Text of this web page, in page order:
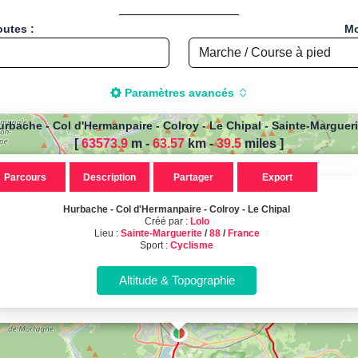
:
Paramètres avancés
calculer la distance de
Vélo, Cyclisme, VTT,
- Col d'Hermanpaire -
à Sainte-Marguerite, 88 -
Sport : Cyclisme - Distance : 63.57 Km
Calcul d'itinéraires
Calculez la distance et le dénivelé de vos parcours sportifs !
- Col d'Hermanpaire - Colroy - Le Chipal-Sainte-
[63573.9m -63.57km-39.5miles]
Hurbache - Col d'Hermanpaire - Colroy - Le Chipal
Créé par : Lolo
Lieu : Sainte-Marguerite/88/ France
Sport :Cyclisme
Parcours Description Partager Export